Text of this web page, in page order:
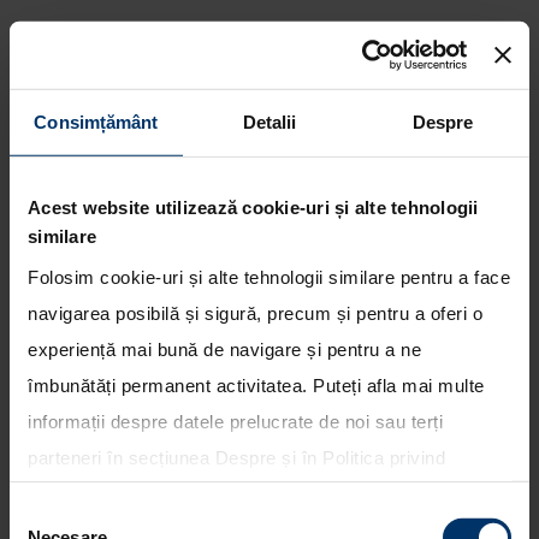
Consimțământ Detalii Despre
Acest website utilizează cookie-uri și alte tehnologii
similare
Folosim cookie-uri și alte tehnologii similare pentru a face
navigarea posibilă și sigură, precum și pentru a oferi o
experiență mai bună de navigare și pentru a ne
îmbunătăți permanent activitatea. Puteți afla mai multe
informații despre datele prelucrate de noi sau terți
parteneri în secțiunea Despre și în Politica privind
toate cookie-urile, una sau mai multe categorii sau să
Campanie de rechemare in
service (recall) aflata in derulare
in reteaua Hyundai Auto
Romania